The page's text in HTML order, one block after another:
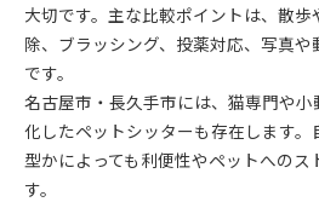
大切です。主な比較ポイントは、散
除、ブラッシング、投薬対応、写真
です。
名古屋市・長久手市には、猫専門や
化したペットシッターも存在します。
型かによっても利便性やペットへのス
す。